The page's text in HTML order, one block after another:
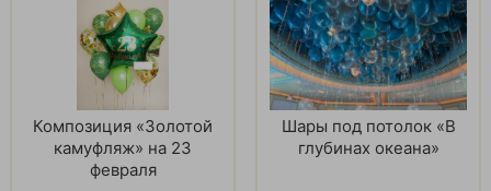
Композиция «Золотой
камуфляж» на 23
февраля
Шары под потолок «В
глубинах океана»